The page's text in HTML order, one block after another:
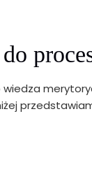
wiedza